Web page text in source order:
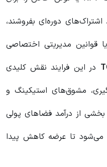
دوره‌ای بفروشند،
قوانین مدیریتی اختصاصی
در این فرایند نقش کلیدی
مشوق‌های استیکینگ و
از درآمد فضاهای پولی
تا عرضه کاهش پیدا